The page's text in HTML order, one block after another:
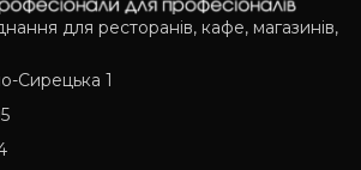
для ресторанів, кафе, магазинів,
Сирецька 1